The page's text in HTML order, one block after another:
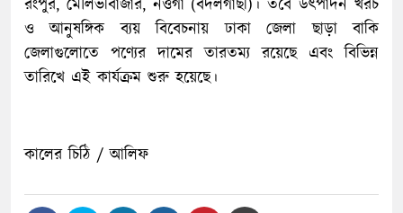
রংপুর, মৌলভীবাজার, নওগাঁ (বদলগাছী)। তবে উৎপাদন খরচ
ও আনুষঙ্গিক ব্যয় বিবেচনায় ঢাকা জেলা ছাড়া বাকি
জেলাগুলোতে পণ্যের দামের তারতম্য রয়েছে এবং বিভিন্ন
তারিখে এই কার্যক্রম শুরু হয়েছে।
কালের চিঠি / আলিফ